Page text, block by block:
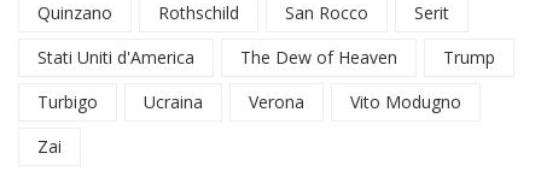
Quinzano
Rothschild San Rocco
Serit
Stati Uniti d'America
The Dew of Heaven
Trump
Turbigo
Ucraina Verona
Vito Modugno
Zai